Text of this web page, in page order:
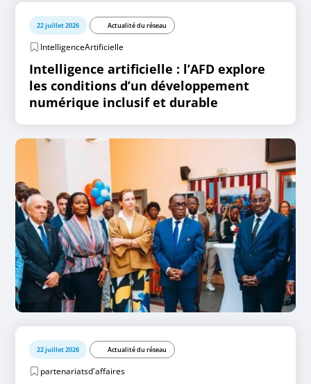
22 juillet 2026 Actualité du réseau
IntelligenceArtificielle
Intelligence artificielle : l’AFD explore
les conditions d’un développement
numérique inclusif et durable
22 juillet 2026 Actualité du réseau
partenariatsd'affaires